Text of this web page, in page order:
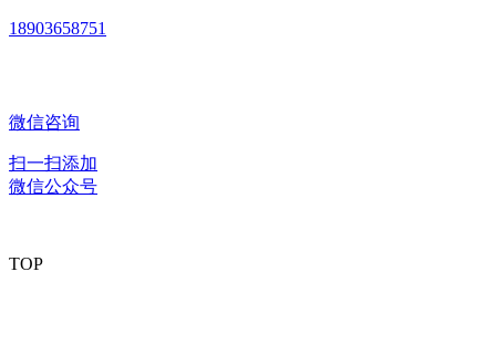
18903658751
微信咨询
扫一扫添加
微信公众号
TOP